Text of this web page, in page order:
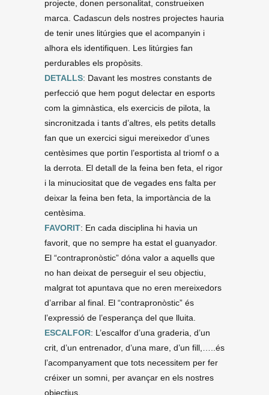
projecte, donen personalitat, construeixen
marca. Cadascun dels nostres projectes hauria
de tenir unes litúrgies que el acompanyin i
alhora els identifiquen. Les litúrgies fan
perdurables els propòsits.
DETALLS: Davant les mostres constants de
perfecció que hem pogut delectar en esports
com la gimnàstica, els exercicis de pilota, la
sincronitzada i tants d’altres, els petits detalls
fan que un exercici sigui mereixedor d’unes
centèsimes que portin l’esportista al triomf o a
la derrota. El detall de la feina ben feta, el rigor
i la minuciositat que de vegades ens falta per
deixar la feina ben feta, la importància de la
centèsima.
FAVORIT: En cada disciplina hi havia un
favorit, que no sempre ha estat el guanyador.
El “contrapronòstic” dóna valor a aquells que
no han deixat de perseguir el seu objectiu,
malgrat tot apuntava que no eren mereixedors
d’arribar al final. El “contrapronòstic” és
l’expressió de l’esperança del que lluita.
ESCALFOR: L’escalfor d’una graderia, d’un
crit, d’un entrenador, d’una mare, d’un fill,…..és
l’acompanyament que tots necessitem per fer
créixer un somni, per avançar en els nostres
objectius.